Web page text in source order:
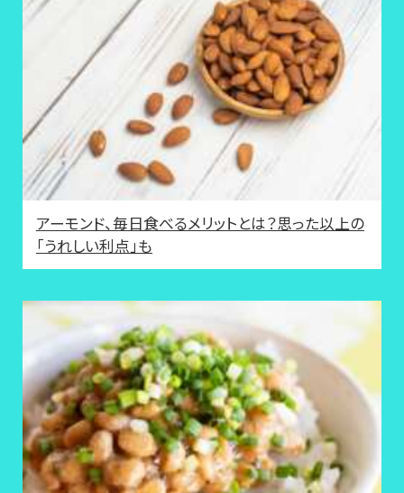
アーモンド、毎日食べるメリットとは？思った以上の
「うれしい利点」も